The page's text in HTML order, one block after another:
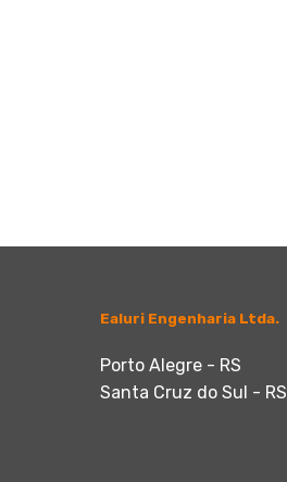
Ealuri Engenharia Ltda.
Porto Alegre - RS
Santa Cruz do Sul - RS